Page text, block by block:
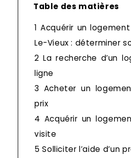
Table des matières
1 Acquérir un
Le-Vieux : déterminer
2 La recherche d’un
ligne
3 Acheter un
prix
4 Acquérir un
visite
5 Solliciter l’aide d’un